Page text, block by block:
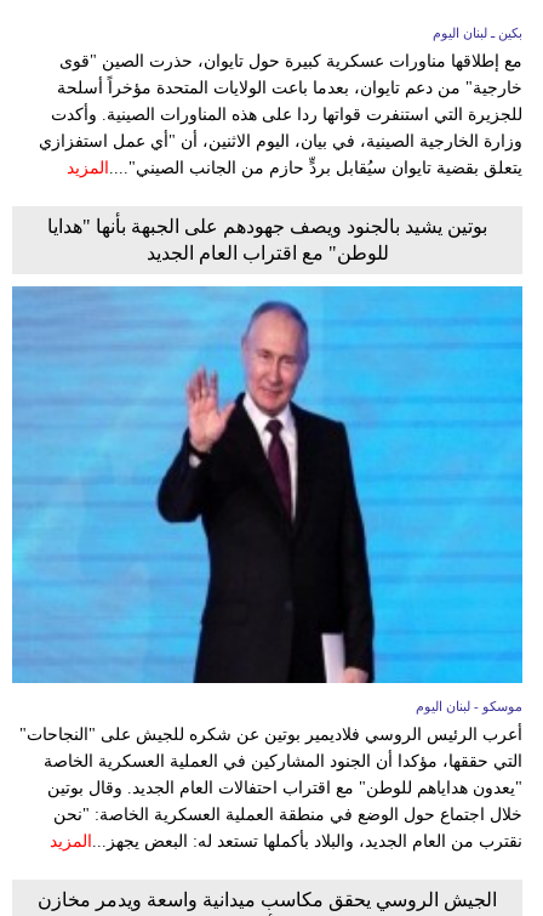
بكين ـ لبنان اليوم
مع إطلاقها مناورات عسكرية كبيرة حول تايوان، حذرت الصين "قوى
خارجية" من دعم تايوان، بعدما باعت الولايات المتحدة مؤخراً أسلحة
للجزيرة التي استنفرت قواتها ردا على هذه المناورات الصينية. وأكدت
وزارة الخارجية الصينية، في بيان، اليوم الاثنين، أن "أي عمل استفزازي
يتعلق بقضية تايوان سيُقابل بردٍّ حازم من الجانب الصيني".... المزيد
بوتين يشيد بالجنود ويصف جهودهم على الجبهة بأنها "هدايا
للوطن" مع اقتراب العام الجديد
موسكو - لبنان اليوم
أعرب الرئيس الروسي فلاديمير بوتين عن شكره للجيش على "النجاحات"
التي حققها، مؤكدا أن الجنود المشاركين في العملية العسكرية الخاصة
"يعدون هداياهم للوطن" مع اقتراب احتفالات العام الجديد. وقال بوتين
خلال اجتماع حول الوضع في منطقة العملية العسكرية الخاصة: "نحن
نقترب من العام الجديد، والبلاد بأكملها تستعد له: البعض يجهز...
المزيد
الجيش الروسي يحقق مكاسب ميدانية واسعة ويدمر مخازن